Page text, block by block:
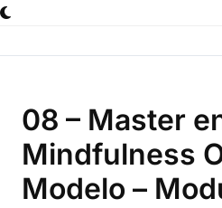
08 – Master
Mindfulness
Modelo –